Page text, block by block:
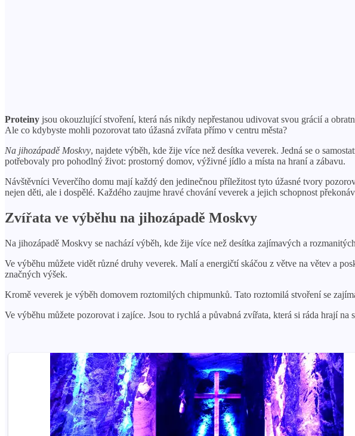
Proteiny jsou okouzlující stvoření, která nás nikdy nepřestanou udivovat svou grácií a
Ale co kdybyste mohli pozorovat tato úžasná zvířata přímo v centru města?
Na jihozápadě Moskvy, najdete výběh, kde žije více než desítka veverek. Jedná se o
potřebovaly pro pohodlný život: prostorný domov, výživné jídlo a místa na hraní a zábavu.
Návštěvníci Veverčího domu mají každý den jedinečnou příležitost tyto úžasné tvory
nejen děti, ale i dospělé. Každého zaujme hravé chování veverek a jejich schopnost
Zvířata ve výběhu na jihozápadě Moskvy
Na jihozápadě Moskvy se nachází výběh, kde žije více než desítka zajímavých a
Ve výběhu můžete vidět různé druhy veverek. Malí a energičtí skáčou z větve na větev a
značných výšek.
Kromě veverek je výběh domovem roztomilých chipmunků. Tato roztomilá stvoření se
Ve výběhu můžete pozorovat i zajíce. Jsou to rychlá a půvabná zvířata, která si ráda hrají